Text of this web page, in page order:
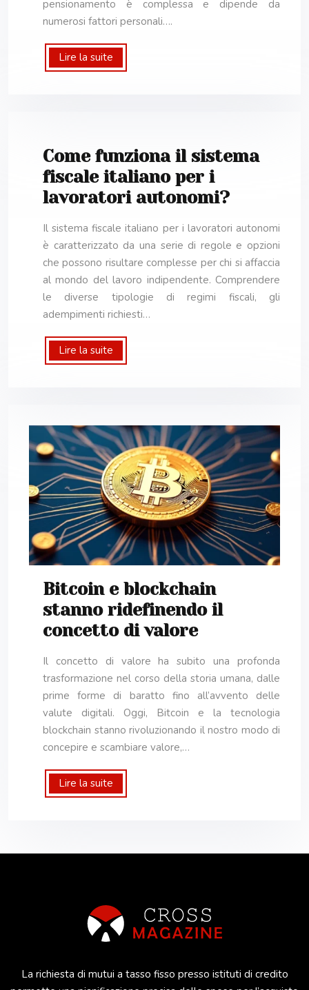
pensionamento è complessa e dipende da
numerosi fattori personali….
Lire la suite
Come funziona il sistema
fiscale italiano per i
lavoratori autonomi?
Il sistema fiscale italiano per i lavoratori autonomi
è caratterizzato da una serie di regole e opzioni
che possono risultare complesse per chi si affaccia
al mondo del lavoro indipendente. Comprendere
le diverse tipologie di regimi fiscali, gli
adempimenti richiesti…
Lire la suite
Bitcoin e blockchain
stanno ridefinendo il
concetto di valore
Il concetto di valore ha subito una profonda
trasformazione nel corso della storia umana, dalle
prime forme di baratto fino all’avvento delle
valute digitali. Oggi, Bitcoin e la tecnologia
blockchain stanno rivoluzionando il nostro modo di
concepire e scambiare valore,…
Lire la suite
La richiesta di mutui a tasso fisso presso istituti di credito